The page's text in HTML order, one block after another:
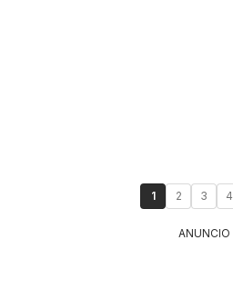
1 2 3 4
ANUNCIO